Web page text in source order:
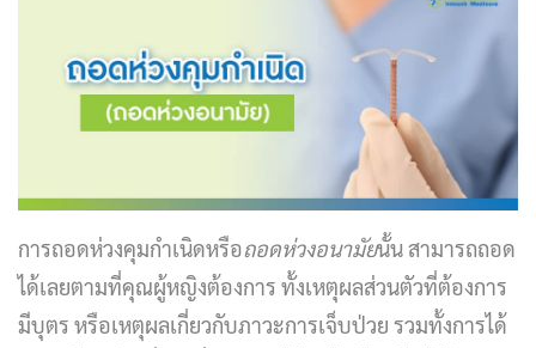
การถอดห่วงคุมกำเนิดหรือถอดห่วงอนามัยนั้น สามารถถอด
ได้เลยตามที่คุณผู้หญิงต้องการ ทั้งเหตุผลส่วนตัวที่ต้องการ
มีบุตร หรือเหตุผลเกี่ยวกับภาวะการเจ็บป่วย รวมทั้งการได้